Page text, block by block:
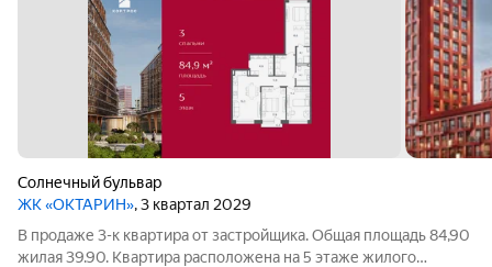
Солнечный бульвар
ЖК «ОКТАРИН», 3 квартал 2029
В продаже 3-к квартира от застройщика. Общая площадь 84,90
жилая 39.90. Квартира расположена на 5 этаже жилого